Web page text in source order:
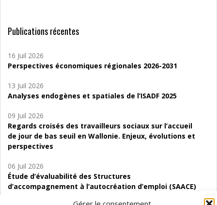
Publications récentes
16 Juil 2026
Perspectives économiques régionales 2026-2031
13 Juil 2026
Analyses endogènes et spatiales de l’ISADF 2025
09 Juil 2026
Regards croisés des travailleurs sociaux sur l’accueil
de jour de bas seuil en Wallonie. Enjeux, évolutions et
perspectives
06 Juil 2026
Étude d’évaluabilité des Structures
d’accompagnement à l’autocréation d’emploi (SAACE)